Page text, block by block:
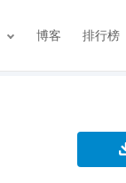
博客 排行榜